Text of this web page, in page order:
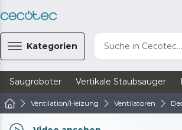
Kategorien Suche in Cecotec...
Saugroboter Vertikale Staubsauger
Ventilation/Heizung Ventilatoren